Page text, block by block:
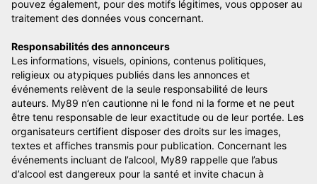
pouvez également, pour des motifs légitimes, vous opposer au
traitement des données vous concernant.
Responsabilités des annonceurs
Les informations, visuels, opinions, contenus politiques,
religieux ou atypiques publiés dans les annonces et
événements relèvent de la seule responsabilité de leurs
auteurs. My89 n’en cautionne ni le fond ni la forme et ne peut
être tenu responsable de leur exactitude ou de leur portée. Les
organisateurs certifient disposer des droits sur les images,
textes et affiches transmis pour publication. Concernant les
événements incluant de l’alcool, My89 rappelle que l’abus
d’alcool est dangereux pour la santé et invite chacun à